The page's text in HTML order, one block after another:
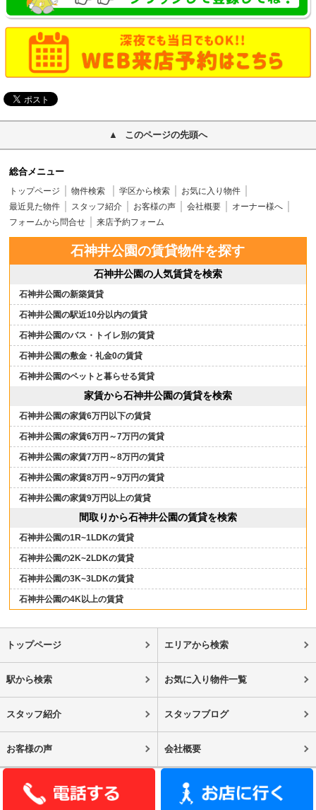
このページの先頭へ
総合メニュー
トップページ 物件検索 学区から検索
お気に入り物件
最近見た物件
スタッフ紹介 お客様の声 会社概要
オーナー様へ
フォームから問合せ
来店予約フォーム
石神井公園の賃貸物件を探す
石神井公園の人気賃貸を検索
石神井公園の新築賃貸
石神井公園の駅近10分以内の賃貸
石神井公園のバス・トイレ別の賃貸
石神井公園の敷金・礼金0の賃貸
石神井公園のペットと暮らせる賃貸
家賃から石神井公園の賃貸を検索
石神井公園の家賃6万円以下の賃貸
石神井公園の家賃6万円～7万円の賃貸
石神井公園の家賃7万円～8万円の賃貸
石神井公園の家賃8万円～9万円の賃貸
石神井公園の家賃9万円以上の賃貸
間取りから石神井公園の賃貸を検索
石神井公園の1R~1LDKの賃貸
石神井公園の2K~2LDKの賃貸
石神井公園の3K~3LDKの賃貸
石神井公園の4K以上の賃貸
トップページ エリアから検索
駅から検索 お気に入り物件一覧
スタッフ紹介 スタッフブログ
お客様の声 会社概要